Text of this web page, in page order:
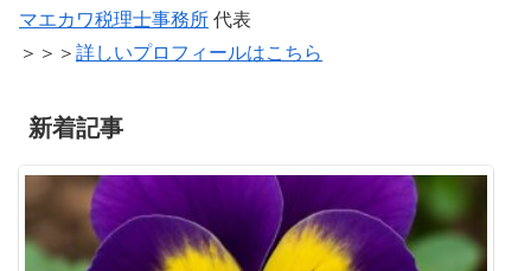
マエカワ税理士事務所 代表
＞＞＞ 詳しいプロフィールはこちら
新着記事